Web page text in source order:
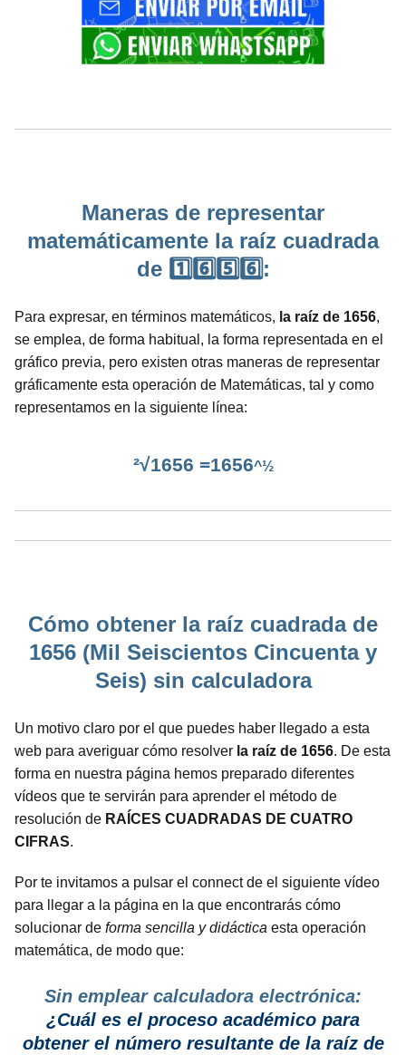
Maneras de representar
matemáticamente la raíz cuadrada
de 1️⃣6️⃣5️⃣6️⃣:
Para expresar, en términos matemáticos, la raíz de 1656,
se emplea, de forma habitual, la forma representada en el
gráfico previa, pero existen otras maneras de representar
gráficamente esta operación de Matemáticas, tal y como
representamos en la siguiente línea:
²√1656 =1656^½
Cómo obtener la raíz cuadrada de
1656 (Mil Seiscientos Cincuenta y
Seis) sin calculadora
Un motivo claro por el que puedes haber llegado a esta
web para averiguar cómo resolver la raíz de 1656. De esta
forma en nuestra página hemos preparado diferentes
vídeos que te servirán para aprender el método de
resolución de RAÍCES CUADRADAS DE CUATRO
CIFRAS.
Por te invitamos a pulsar el connect de el siguiente vídeo
para llegar a la página en la que encontrarás cómo
solucionar de forma sencilla y didáctica esta operación
matemática, de modo que:
Sin emplear calculadora electrónica:
¿Cuál es el proceso académico para
obtener el número resultante de la raíz de